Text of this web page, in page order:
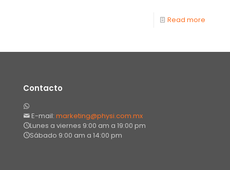
Read more
Contacto
E-mail: marketing@physi.com.mx
Lunes a viernes 9:00 am a 19:00 pm
Sábado 9:00 am a 14:00 pm